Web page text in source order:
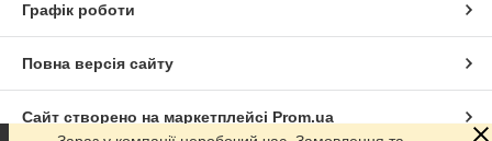
Графік роботи
Повна версія сайту
Сайт створено на маркетплейсі Prom.ua